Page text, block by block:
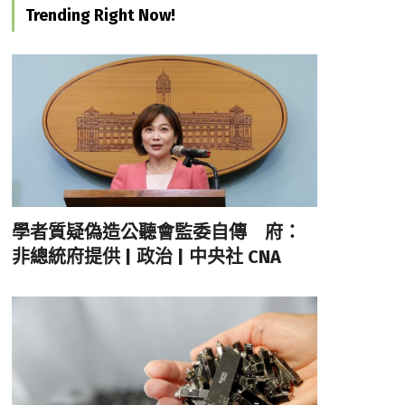
Trending Right Now!
學者質疑偽造公聽會監委自傳 府：
非總統府提供 | 政治 | 中央社 CNA